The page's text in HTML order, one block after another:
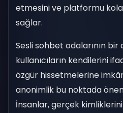
etmesini ve platformu
sağlar.
Sesli sohbet odalarının
kullanıcıların kendilerini
özgür hissetmelerine
anonimlik bu noktada
İnsanlar, gerçek